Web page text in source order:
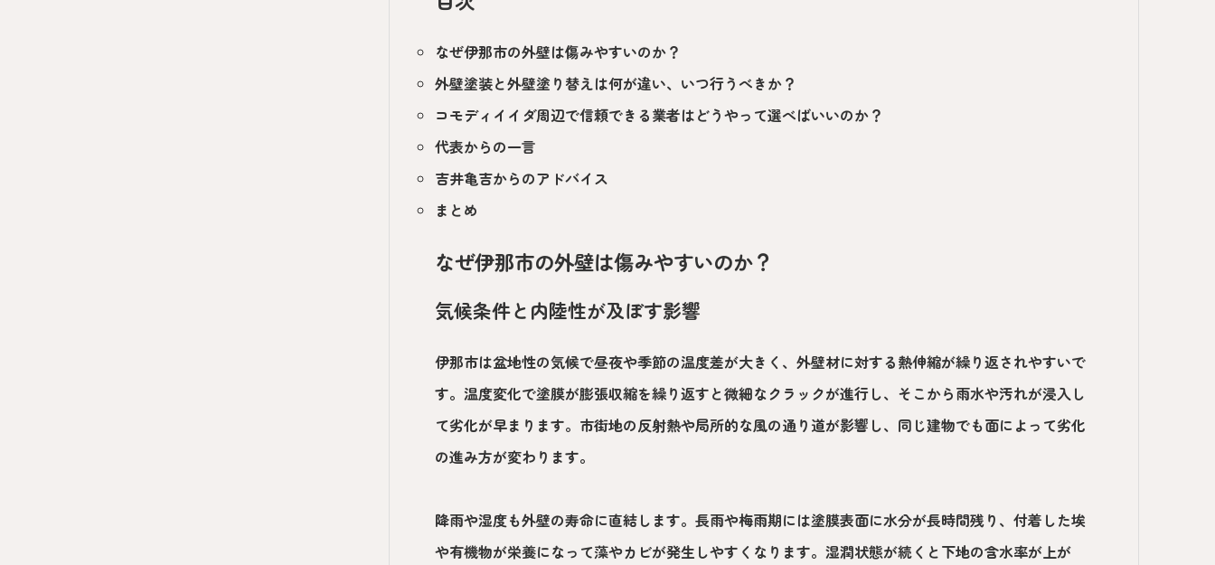
なぜ伊那市の外壁は傷みやすいのか？
外壁塗装と外壁塗り替えは何が違い、いつ行うべきか？
コモディイイダ周辺で信頼できる業者はどうやって選べばいいのか？
代表からの一言
吉井亀吉からのアドバイス
まとめ
なぜ伊那市の外壁は傷みやすいのか？
気候条件と内陸性が及ぼす影響
伊那市は盆地性の気候で昼夜や季節の温度差が大きく、外壁材に対する熱伸縮が繰り返されやすいで
す。温度変化で塗膜が膨張収縮を繰り返すと微細なクラックが進行し、そこから雨水や汚れが浸入し
て劣化が早まります。市街地の反射熱や局所的な風の通り道が影響し、同じ建物でも面によって劣化
の進み方が変わります。
降雨や湿度も外壁の寿命に直結します。長雨や梅雨期には塗膜表面に水分が長時間残り、付着した埃
や有機物が栄養になって藻やカビが発生しやすくなります。湿潤状態が続くと下地の含水率が上が